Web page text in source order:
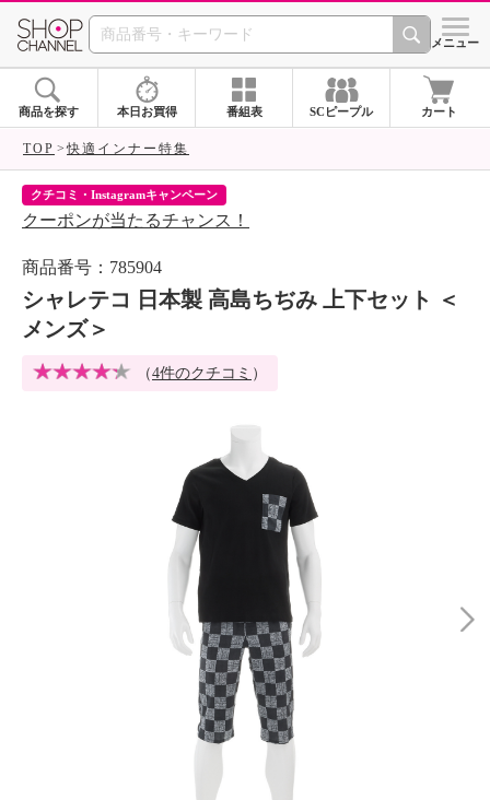
SHOP CHANNEL シメニュー
商品を探す 本日お買得 番組表 SCピープル カート
TOP 快適インナー特集
クチコミ・Instagramキャンペーン
クーポンが当たるチャンス！
商品番号：785904
シャレテコ 日本製 高島ちぢみ 上下セット ＜
メンズ＞
（4件のクチコミ ）